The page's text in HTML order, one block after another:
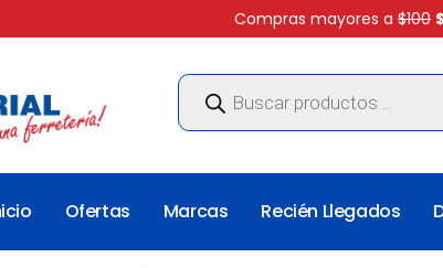
Compras mayores a $100
Búsqueda
productos
Ofertas Marcas Recién Llegados